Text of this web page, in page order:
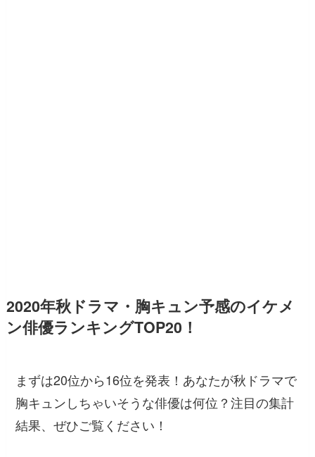
2020年秋ドラマ・胸キュン予感のイケメ
ン俳優ランキングTOP20！
まずは20位から16位を発表！あなたが秋ドラマで
胸キュンしちゃいそうな俳優は何位？注目の集計
結果、ぜひご覧ください！